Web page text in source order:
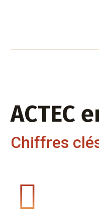
ACTEC
Chiffres